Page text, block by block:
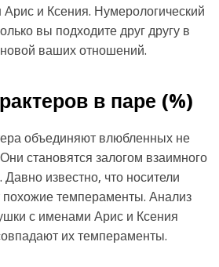
и Ксения. Нумерологический
вы подходите друг другу в
ваших отношений.
в паре (%)
объединяют влюбленных не
становятся залогом взаимного
известно, что носители
темпераменты. Анализ
с именами Арис и Ксения
их темпераменты.